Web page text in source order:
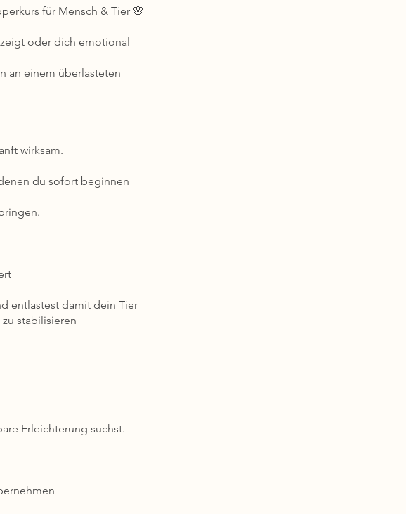
für Mensch & Tier 🌸
oder dich emotional
an einem überlasteten
wirksam.
du sofort beginnen
entlastest damit dein Tier
stabilisieren
Erleichterung suchst.